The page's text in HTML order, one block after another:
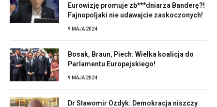
Eurowizję promuje zb***dniarza Banderę?!
Fajnopoljaki nie udawajcie zaskoczonych!
9 MAJA 2024
Bosak, Braun, Piech: Wielka koalicja do
Parlamentu Europejskiego!
9 MAJA 2024
Dr Sławomir Ozdyk: Demokracja niszczy